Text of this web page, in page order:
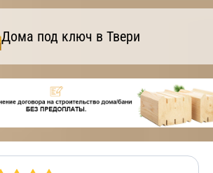
Дома под ключ в Твери